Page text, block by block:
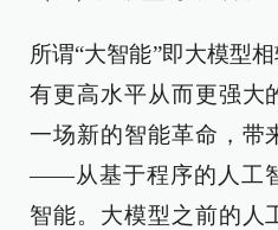
所谓“大智能”即大模型
有更高水平从而更强大
一场新的智能革命，带
——从基于程序的人工
智能。大模型之前的人